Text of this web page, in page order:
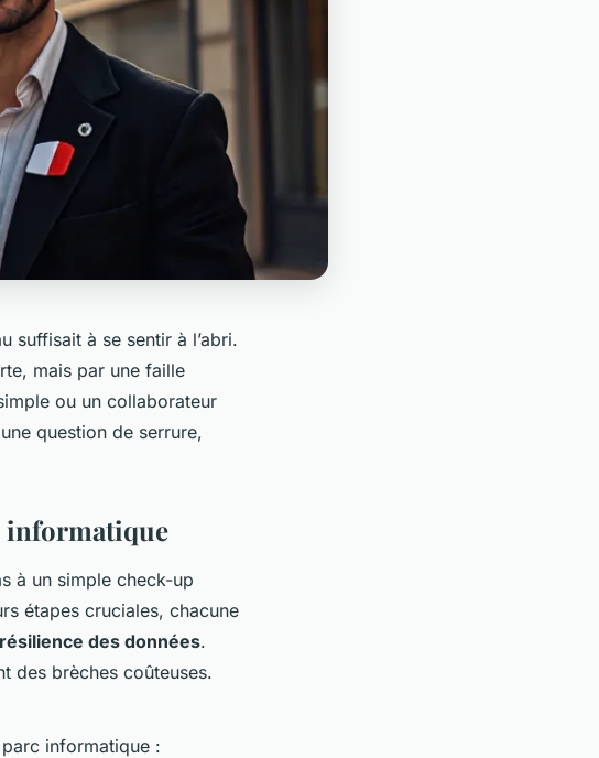
suffisait à se sentir à l’abri.
mais par une faille
ou un collaborateur
question de serrure,
informatique
à un simple check-up
étapes cruciales, chacune
des données.
des brèches coûteuses.
parc informatique :